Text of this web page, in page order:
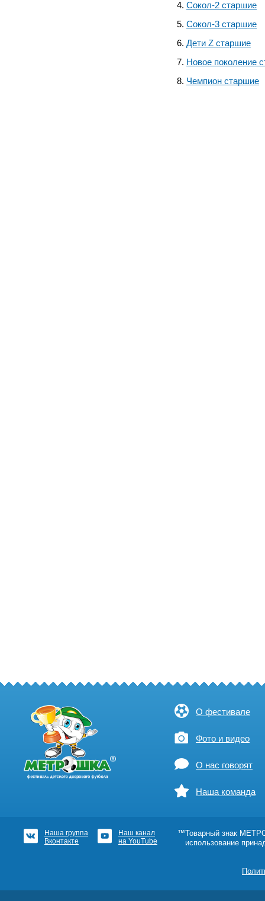
Сокол-2 старшие
Сокол-3 старшие
Дети Z старшие
Новое поколение
Чемпион старшие
О фестивале
Фото и видео
О нас говорят
Наша команда
Наша группа
Вконтакте
Наш канал
на YouTube
™Товарный знак
использование